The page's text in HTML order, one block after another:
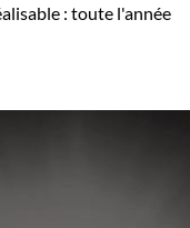
: toute l'année